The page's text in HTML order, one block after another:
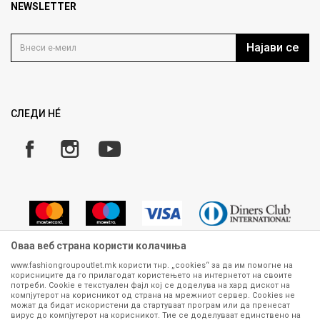
Продавница
Кариера
Политика на приватност
Како да купите
Замена и рефундација на производи
Плаќање
NEWSLETTER
Најави се
СЛЕДИ НÉ
Сите информации околу производите кои се изложени на нашата
онлајн продавница се стремиме да бидат конкретни, точни и прецизни,
меѓутоа не можеме да гарантираме дека се без ниту една грешка или
Оваа веб страна користи колачиња
www.fashiongroupoutlet.mk користи тнр. „cookies“ за да им помогне на
корисниците да го прилагодат користењето на интернетот на своите
потреби. Cookie е текстуален фајл кој се доделува на хард дискот на
компјутерот на корисникот од страна на мрежниот сервер. Cookies не
можат да бидат искористени да стартуваат програм или да пренесат
вирус до компјутерот на корисникот. Тие се доделуваат единствено на